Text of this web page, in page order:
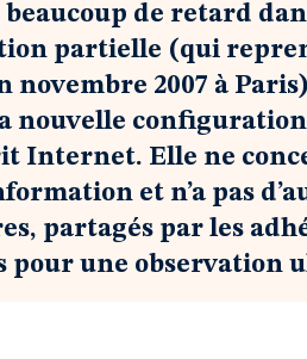
de retard
partielle (qui
2007 à
nouvelle
Internet. Elle ne
et n’a pas
partagés par les
pour une observation